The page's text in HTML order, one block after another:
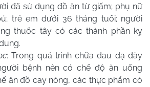
đã sử dụng đồ ăn từ giấm; phụ nữ
trẻ em dưới 36 tháng tuổi; người
thuốc tây có các thành phần kỵ
: Trong quá trình chữa đau dạ dày
bệnh nên có chế độ ăn uống
ăn đồ cay nóng, các thực phẩm có